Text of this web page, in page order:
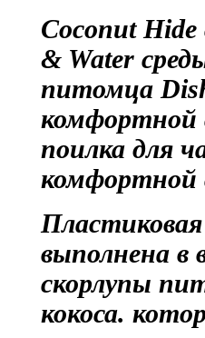
Coconut Hide
& Water
питомца
комфортной
поилка для
комфортной
выполнена в
скорлупы
кокоса.